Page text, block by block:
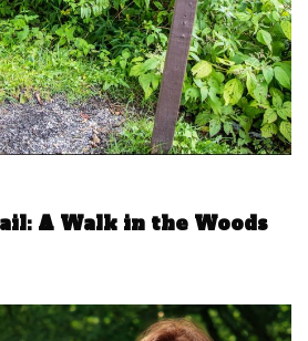
A Walk in the Woods